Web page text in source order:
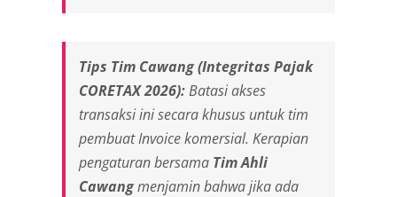
Tips Tim Cawang (Integritas Pajak
CORETAX 2026):Batasi akses
transaksi ini secara khusus untuk tim
pembuatInvoicekomersial. Kerapian
pengaturan bersama Tim Ahli
Cawangmenjamin bahwa jika ada